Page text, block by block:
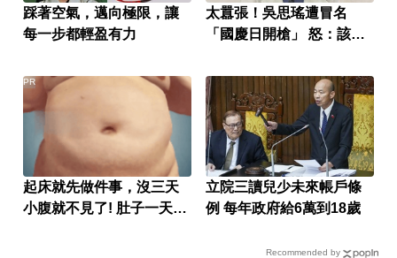
踩著空氣，邁向極限，讓
每一步都輕盈有力
太囂張！吳思瑤遭冒名
「國慶日開槍」 怒：該告
起床就先做件事，沒三天
小腹就不見了! 肚子一天天
PR
立院三讀兒少未來帳戶條
例 每年政府給6萬到18歲
Recommended by